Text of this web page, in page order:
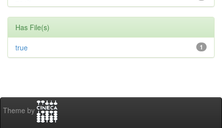
Has File(s)
1
true
Theme by